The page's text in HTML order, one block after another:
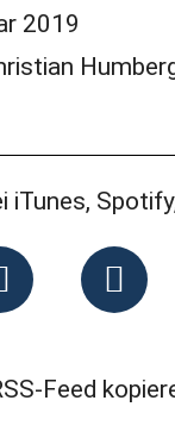
2019
iTunes,
Feed